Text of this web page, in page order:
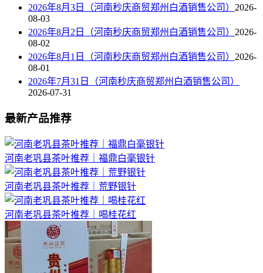
2026年8月3日（河南秒庆商贸郑州白酒销售公司） 2026-
08-03
2026年8月2日（河南秒庆商贸郑州白酒销售公司） 2026-
08-02
2026年8月1日（河南秒庆商贸郑州白酒销售公司） 2026-
08-01
2026年7月31日（河南秒庆商贸郑州白酒销售公司）
2026-07-31
最新产品推荐
河南老巩县茶叶推荐｜福鼎白毫银针
河南老巩县茶叶推荐｜荒野银针
河南老巩县茶叶推荐｜喝桂花红